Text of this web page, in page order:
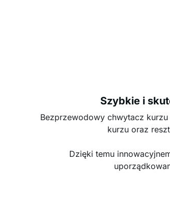
Szybkie i
Bezprzewodowy chwytacz
kurzu oraz
Dzięki temu